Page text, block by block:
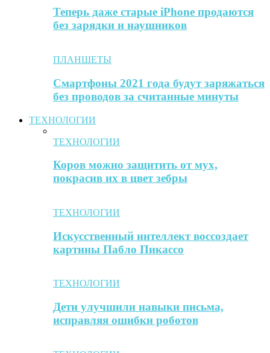
Теперь даже старые iPhone продаются
без зарядки и наушников
ПЛАНШЕТЫ
Смартфоны 2021 года будут заряжаться
без проводов за считанные минуты
ТЕХНОЛОГИИ
ТЕХНОЛОГИИ
Коров можно защитить от мух,
покрасив их в цвет зебры
ТЕХНОЛОГИИ
Искусственный интеллект воссоздает
картины Пабло Пикассо
ТЕХНОЛОГИИ
Дети улучшили навыки письма,
исправляя ошибки роботов